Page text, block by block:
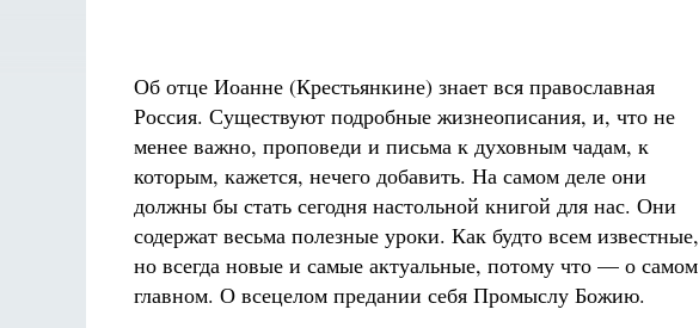
Об отце Иоанне (Крестьянкине) знает вся православная
Россия. Существуют подробные жизнеописания, и, что не
менее важно, проповеди и письма к духовным чадам, к
которым, кажется, нечего добавить. На самом деле они
должны бы стать сегодня настольной книгой для нас. Они
содержат весьма полезные уроки. Как будто всем известные,
но всегда новые и самые актуальные, потому что — о самом
главном. О всецелом предании себя Промыслу Божию.